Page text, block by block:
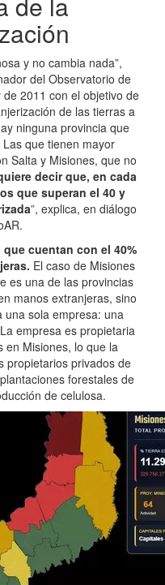
y no cambia nada”,
del Observatorio de
2011 con el objetivo de
de las tierras a
ninguna provincia que
que tienen mayor
Salta y Misiones, que no
decir que, en cada
que superan el 40 y
”, explica, en diálogo
cuentan con el 40%
El caso de Misiones
es una de las provincias
manos extranjeras, sino
sola empresa: una
empresa es propietaria
en Misiones, lo que la
propietarios privados de
forestales de
de celulosa.